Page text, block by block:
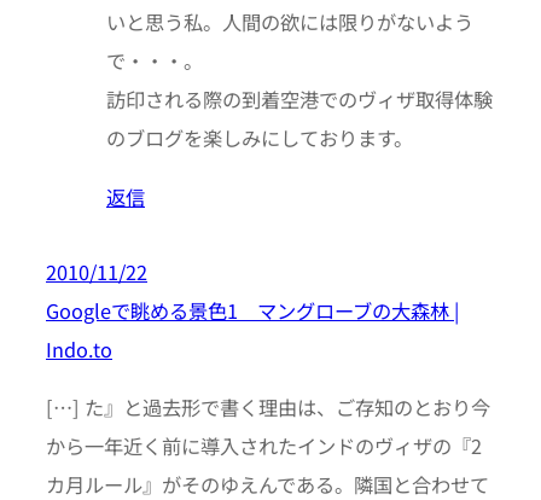
いと思う私。人間の欲には限りがないよう
で・・・。
訪印される際の到着空港でのヴィザ取得体験
のブログを楽しみにしております。
返信
2010/11/22
Googleで眺める景色1 マングローブの大森林 |
Indo.to
[…] た』と過去形で書く理由は、ご存知のとおり今
から一年近く前に導入されたインドのヴィザの『2
カ月ルール』がそのゆえんである。隣国と合わせて